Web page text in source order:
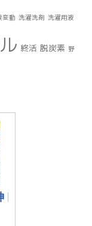
変動 洗濯洗剤 洗濯用液
終活 脱炭素 野